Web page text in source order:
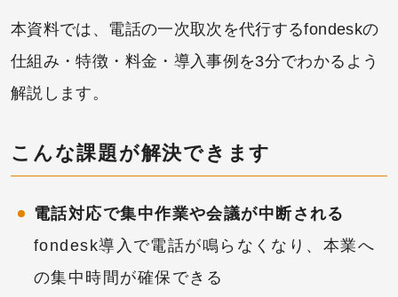
本資料では、電話の一次取次を代行するfondeskの
仕組み・特徴・料金・導入事例を3分でわかるよう
解説します。
こんな課題が解決できます
電話対応で集中作業や会議が中断される
fondesk導入で電話が鳴らなくなり、本業へ
の集中時間が確保できる